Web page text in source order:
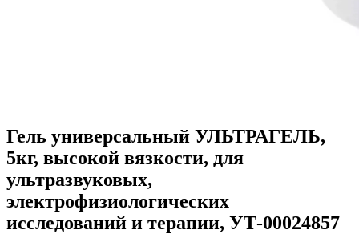
Гель универсальный УЛЬТРАГЕЛЬ,
5кг, высокой вязкости, для
ультразвуковых,
электрофизиологических
исследований и терапии, УТ-00024857